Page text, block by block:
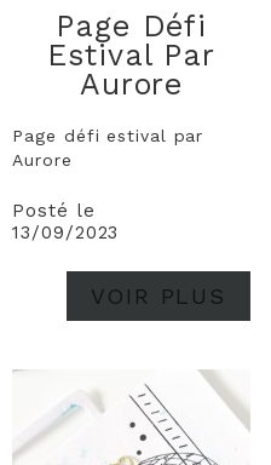
Page Défi
Estival Par
Aurore
Page défi estival par
Aurore
Posté le
13/09/2023
VOIR PLUS